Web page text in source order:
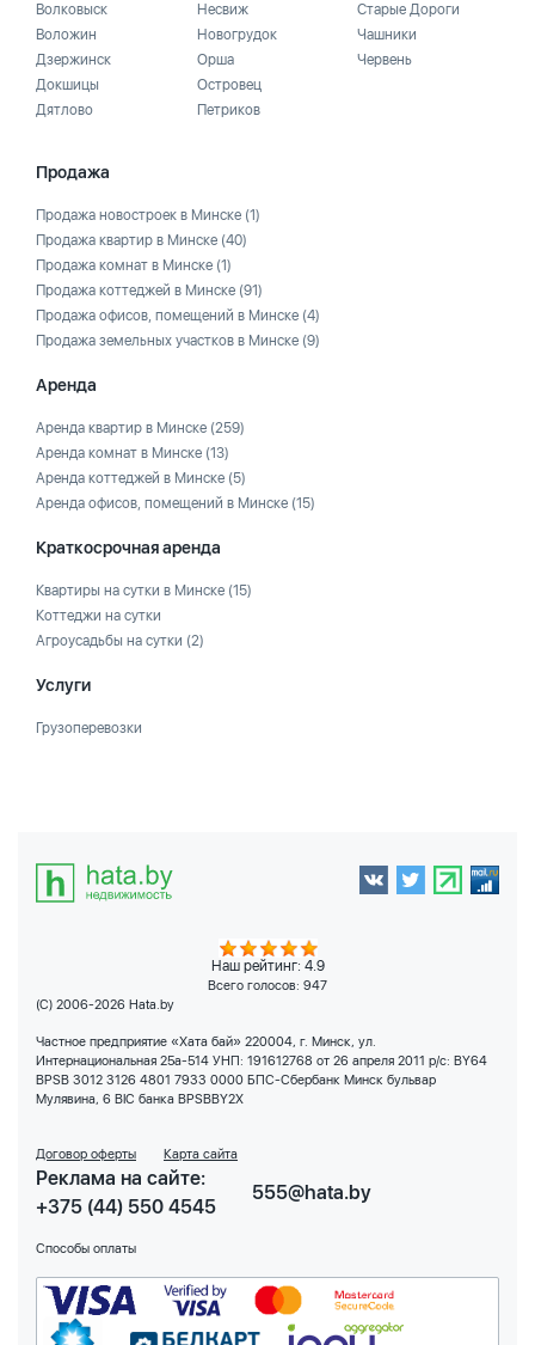
Волковыск
Воложин
Дзержинск
Докшицы
Дятлово
Несвиж
Новогрудок
Орша
Островец
Петриков
Старые Дороги
Чашники
Червень
Продажа
Продажа новостроек в Минске (1)
Продажа квартир в Минске (40)
Продажа комнат в Минске (1)
Продажа коттеджей в Минске (91)
Продажа офисов, помещений в Минске (4)
Продажа земельных участков в Минске (9)
Аренда
Аренда квартир в Минске (259)
Аренда комнат в Минске (13)
Аренда коттеджей в Минске (5)
Аренда офисов, помещений в Минске (15)
Краткосрочная аренда
Квартиры на сутки в Минске (15)
Коттеджи на сутки
Агроусадьбы на сутки (2)
Услуги
Грузоперевозки
Наш рейтинг: 4.9
Всего голосов: 947
(C) 2006-2026 Hata.by
Частное предприятие «Хата бай» 220004, г. Минск, ул.
Интернациональная 25а-514 УНП: 191612768 от 26 апреля 2011 р/с: BY64
BPSB 3012 3126 4801 7933 0000 БПС-Сбербанк Минск бульвар
Мулявина, 6 BIC банка BPSBBY2X
Договор оферты Карта сайта
Реклама на сайте:
+375 (44) 550 4545
555@hata.by
Способы оплаты